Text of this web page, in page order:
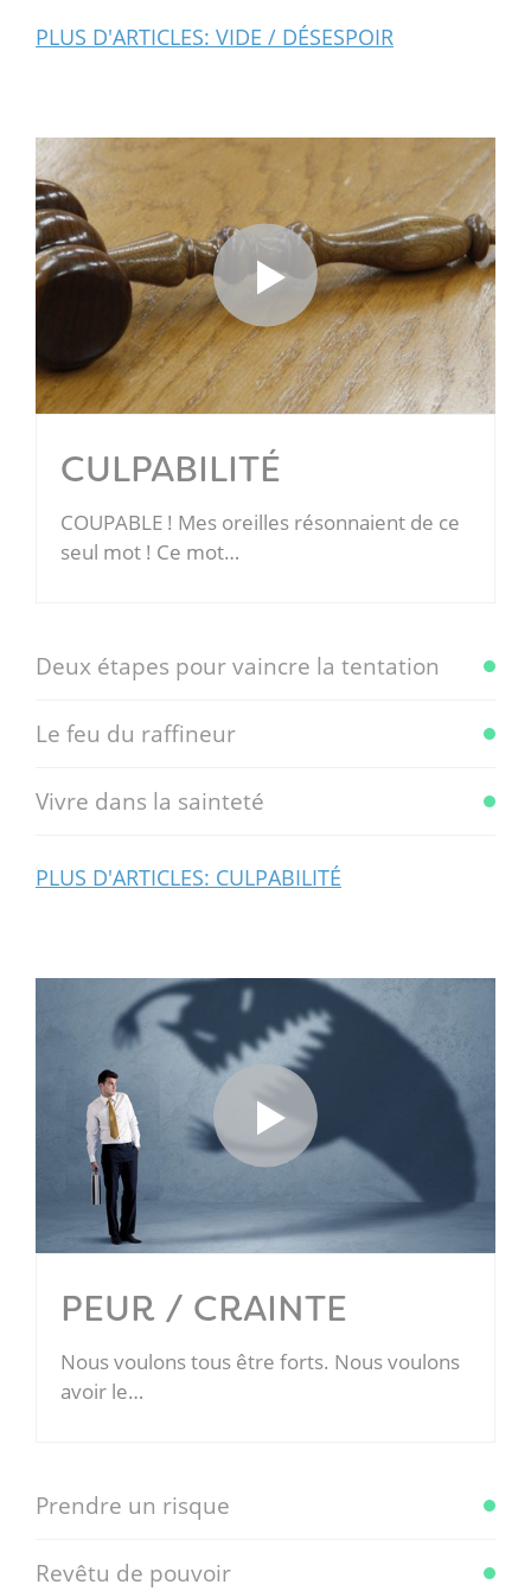
PLUS D'ARTICLES: VIDE / DÉSESPOIR
CULPABILITÉ
COUPABLE ! Mes oreilles résonnaient de ce
seul mot ! Ce mot…
Deux étapes pour vaincre la tentation
Le feu du raffineur
Vivre dans la sainteté
PLUS D'ARTICLES: CULPABILITÉ
PEUR / CRAINTE
Nous voulons tous être forts. Nous voulons
avoir le…
Prendre un risque
Revêtu de pouvoir